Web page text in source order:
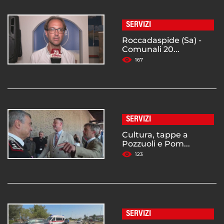
SERVIZI
Roccadaspide (Sa) -
Comunali 20...
167
SERVIZI
Cultura, tappe a
Pozzuoli e Pom...
123
SERVIZI